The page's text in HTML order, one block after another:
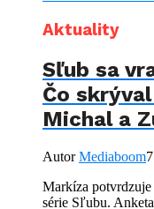
Aktuality
Sľub sa
Čo
Michal a
AutorMediaboom
Markíza potvrdzuje
série Sľubu.